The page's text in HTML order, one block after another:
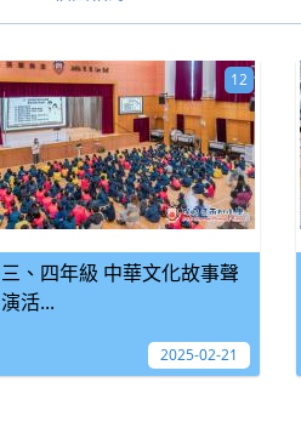
三、四年級 中華文化故事聲
演活...
12
2025-02-21